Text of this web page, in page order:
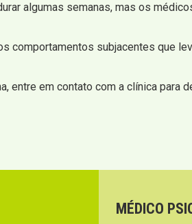
algumas semanas, mas os
comportamentos subjacentes que
entre em contato com a clínica para
MÉDICO